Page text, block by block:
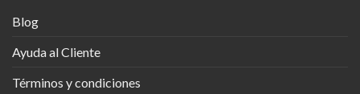
Blog
Ayuda al Cliente
Términos y condiciones